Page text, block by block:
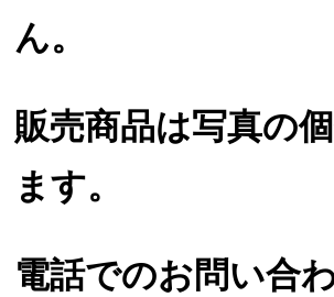
ん。
販売商品は写真の
ます。
電話でのお問い合